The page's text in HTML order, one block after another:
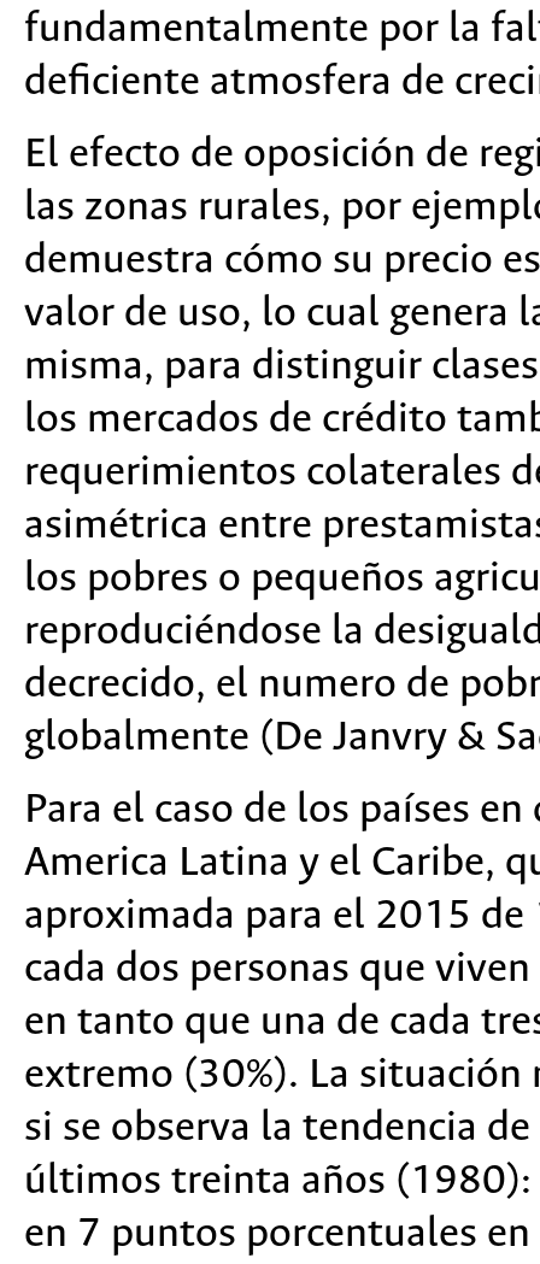
fundamentalmente por la
deficiente atmosfera de
El efecto de oposición de
las zonas rurales, por
demuestra cómo su precio
valor de uso, lo cual genera
misma, para distinguir
los mercados de crédito
requerimientos colaterales
asimétrica entre
los pobres o pequeños
reproduciéndose la
decrecido, el numero de
globalmente (De Janvry &
Para el caso de los países
America Latina y el Caribe,
aproximada para el 2015
cada dos personas que
en tanto que una de cada
extremo (30%). La
si se observa la tendencia
últimos treinta años (1980):
en 7 puntos porcentuales